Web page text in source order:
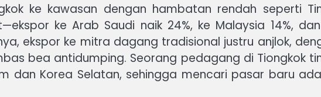
ke kawasan dengan hambatan rendah seperti
ke Arab Saudi naik 24%, ke Malaysia 14%,
ekspor ke mitra dagang tradisional justru anjlok,
bea antidumping. Seorang pedagang di Tiongkok
dan Korea Selatan, sehingga mencari pasar baru